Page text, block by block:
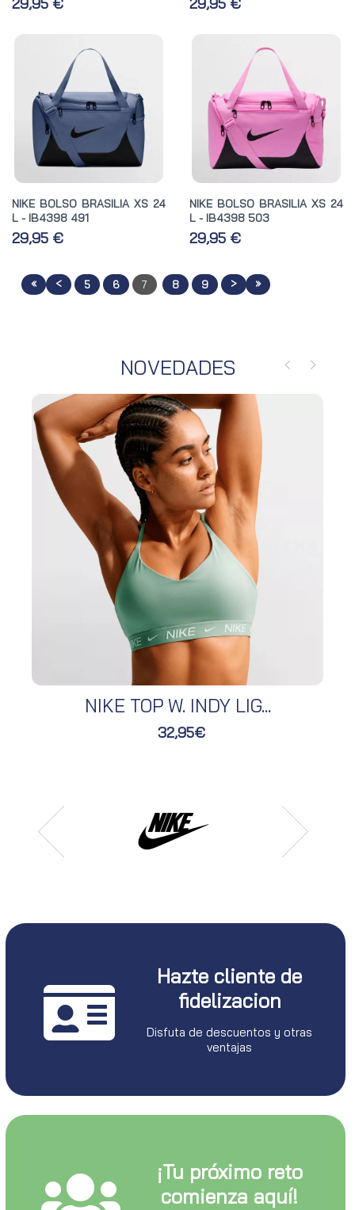
NIKE BOLSO BRASILIA XS 24
L - IB4398 491
29,95 €
NIKE BOLSO BRASILIA XS 24
L - IB4398 503
29,95 €
« < 5 6 7 8 9 > »
NOVEDADES
NIKE TOP W. INDY LIG...
32,95€
Hazte cliente de
fidelizacion
Disfuta de descuentos y otras
ventajas
¡Tu próximo reto
comienza aquí!